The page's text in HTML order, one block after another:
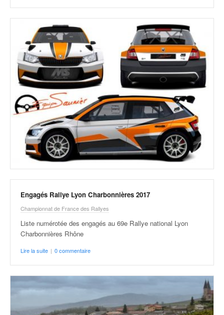
Engagés Rallye Lyon Charbonnières 2017
Championnat de France des Rallyes
Liste numérotée des engagés au 69e Rallye national Lyon
Charbonnières Rhône
Lire la suite | 0 commentaire